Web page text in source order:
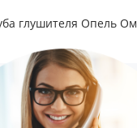
глушителя Опель